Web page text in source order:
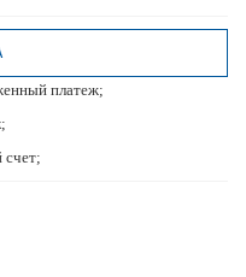
платеж;
счет;